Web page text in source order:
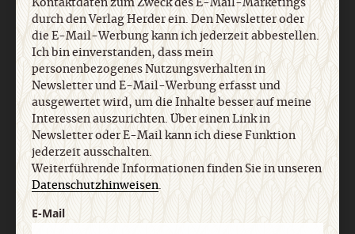
19. März 2023
Kontaktdaten zum Zweck des E-Mail-Marketings
durch den Verlag Herder ein. Den Newsletter oder
die E-Mail-Werbung kann ich jederzeit abbestellen.
Ich bin einverstanden, dass mein
personenbezogenes Nutzungsverhalten in
Newsletter und E-Mail-Werbung erfasst und
ausgewertet wird, um die Inhalte besser auf meine
Interessen auszurichten. Über einen Link in
Newsletter oder E-Mail kann ich diese Funktion
jederzeit ausschalten.
Weiterführende Informationen finden Sie in unseren
Datenschutzhinweisen.
E-Mail